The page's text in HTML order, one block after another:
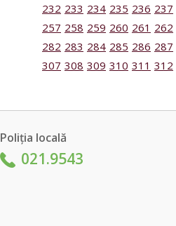
232 233 234 235 236 237
257 258 259 260 261 262
282 283 284 285 286 287
307 308 309 310 311 312
Poliția locală
021.9543